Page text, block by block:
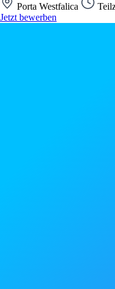
Porta Westfalica
Jetzt bewerben